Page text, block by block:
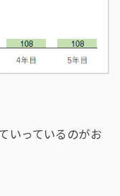
いっているのがお